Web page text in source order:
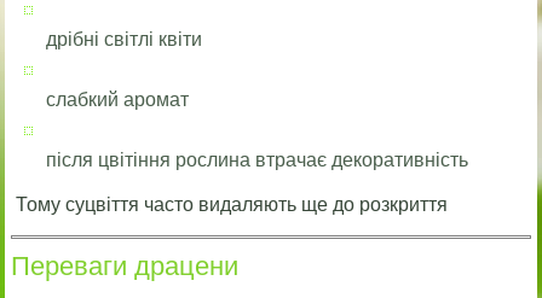
дрібні світлі квіти
слабкий аромат
після цвітіння рослина втрачає декоративність
Тому суцвіття часто видаляють ще до розкриття
Переваги драцени